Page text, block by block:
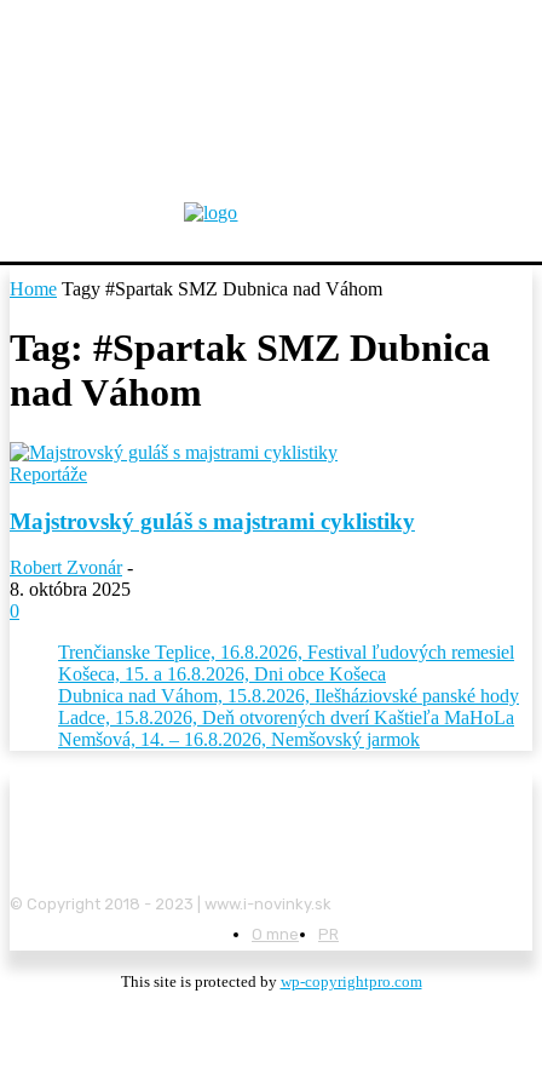
Home Tagy #Spartak SMZ Dubnica nad Váhom
Tag: #Spartak SMZ Dubnica
nad Váhom
Reportáže
Majstrovský guláš s majstrami cyklistiky
Robert Zvonár -
8. októbra 2025
0
Trenčianske Teplice, 16.8.2026, Festival ľudových remesiel
Košeca, 15. a 16.8.2026, Dni obce Košeca
Dubnica nad Váhom, 15.8.2026, Ilešháziovské panské hody
Ladce, 15.8.2026, Deň otvorených dverí Kaštieľa MaHoLa
Nemšová, 14. – 16.8.2026, Nemšovský jarmok
© Copyright 2018 - 2023 | www.i-novinky.sk
O mne
PR
This site is protected by wp-copyrightpro.com